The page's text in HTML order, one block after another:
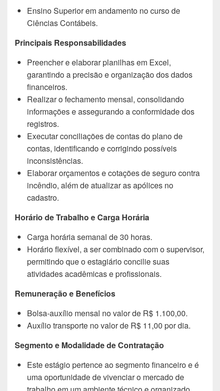
Ensino Superior em andamento no curso de
Ciências Contábeis.
Principais Responsabilidades
Preencher e elaborar planilhas em Excel,
garantindo a precisão e organização dos dados
financeiros.
Realizar o fechamento mensal, consolidando
informações e assegurando a conformidade dos
registros.
Executar conciliações de contas do plano de
contas, identificando e corrigindo possíveis
inconsistências.
Elaborar orçamentos e cotações de seguro contra
incêndio, além de atualizar as apólices no
cadastro.
Horário de Trabalho e Carga Horária
Carga horária semanal de 30 horas.
Horário flexível, a ser combinado com o supervisor,
permitindo que o estagiário concilie suas
atividades acadêmicas e profissionais.
Remuneração e Benefícios
Bolsa-auxílio mensal no valor de R$ 1.100,00.
Auxílio transporte no valor de R$ 11,00 por dia.
Segmento e Modalidade de Contratação
Este estágio pertence ao segmento financeiro e é
uma oportunidade de vivenciar o mercado de